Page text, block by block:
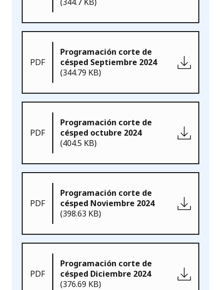
PDF
Programación corte de
césped Septiembre 2024
(344.79 KB)
PDF
Programación corte de
césped octubre 2024
(404.5 KB)
PDF
Programación corte de
césped Noviembre 2024
(398.63 KB)
PDF
Programación corte de
césped Diciembre 2024
(376.69 KB)